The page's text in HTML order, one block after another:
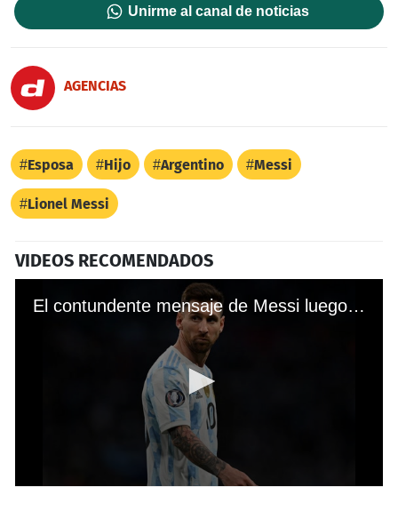
Unirme al canal de noticias
AGENCIAS
Esposa Hijo Argentino Messi
Lionel Messi
VIDEOS RECOMENDADOS
El contundente mensaje de Messi luego de vencer a Italia y conquistar la Finalissima con Argentina